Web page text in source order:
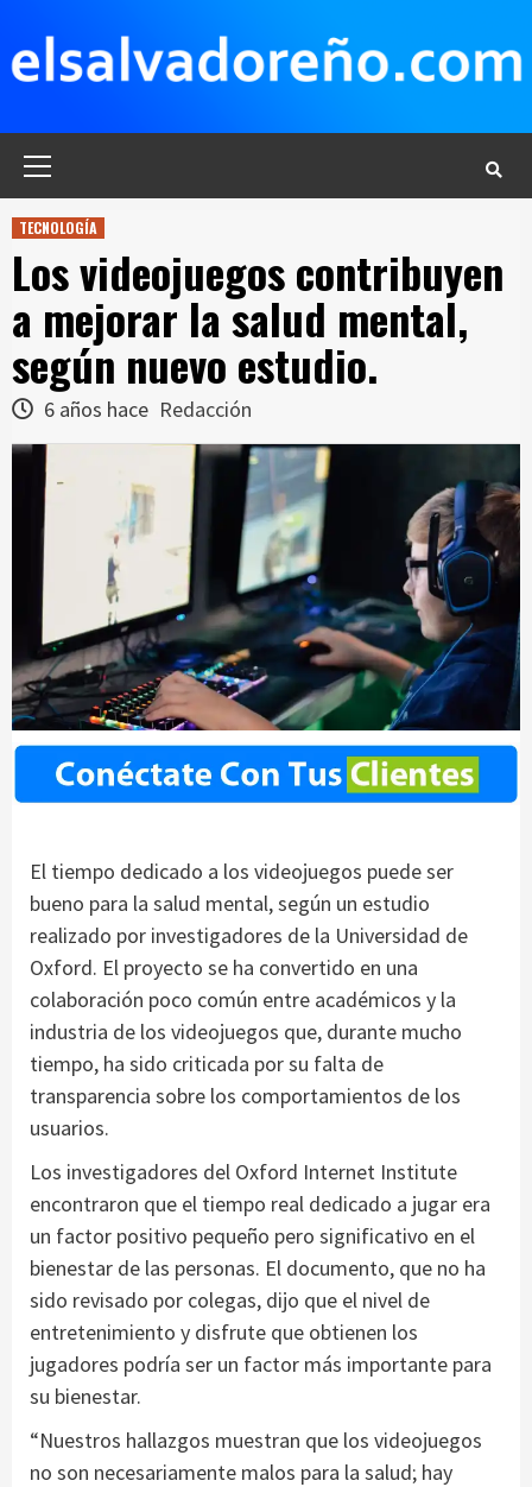
contenido
TECNOLOGÍA
Los videojuegos contribuyen
a mejorar la salud mental,
según nuevo estudio.
6 años hace Redacción
El tiempo dedicado a los videojuegos puede ser
bueno para la salud mental, según un estudio
realizado por investigadores de la Universidad de
Oxford. El proyecto se ha convertido en una
colaboración poco común entre académicos y la
industria de los videojuegos que, durante mucho
tiempo, ha sido criticada por su falta de
transparencia sobre los comportamientos de los
usuarios.
Los investigadores del Oxford Internet Institute
encontraron que el tiempo real dedicado a jugar era
un factor positivo pequeño pero significativo en el
bienestar de las personas. El documento, que no ha
sido revisado por colegas, dijo que el nivel de
entretenimiento y disfrute que obtienen los
jugadores podría ser un factor más importante para
su bienestar.
“Nuestros hallazgos muestran que los videojuegos
no son necesariamente malos para la salud; hay